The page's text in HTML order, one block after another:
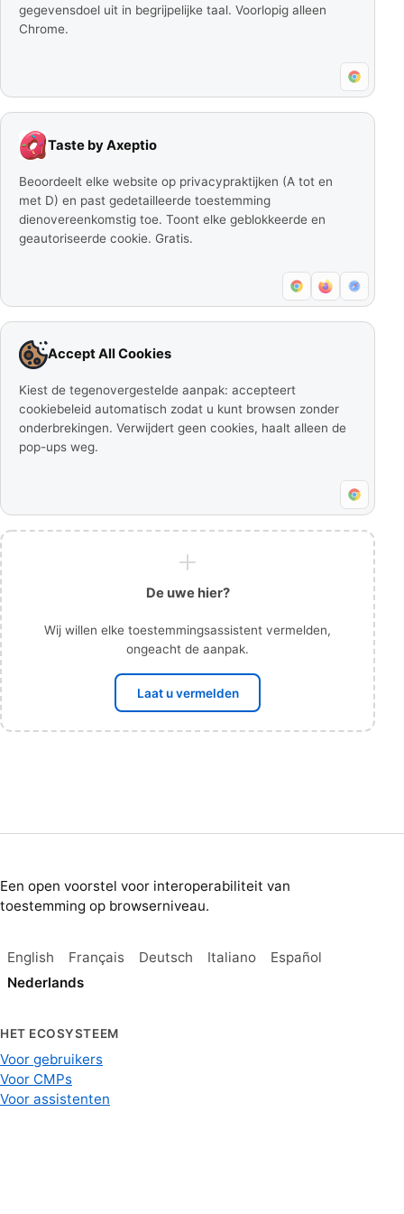
gegevensdoel uit in begrijpelijke taal. Voorlopig alleen
Chrome.
Taste by Axeptio
Beoordeelt elke website op privacypraktijken (A tot en
met D) en past gedetailleerde toestemming
dienovereenkomstig toe. Toont elke geblokkeerde en
geautoriseerde cookie. Gratis.
Accept All Cookies
Kiest de tegenovergestelde aanpak: accepteert
cookiebeleid automatisch zodat u kunt browsen zonder
onderbrekingen. Verwijdert geen cookies, haalt alleen de
pop-ups weg.
De uwe hier?
Wij willen elke toestemmingsassistent vermelden,
ongeacht de aanpak.
Laat u vermelden
Een open voorstel voor interoperabiliteit van
toestemming op browserniveau.
English Français Deutsch Italiano
Español
Nederlands
HET ECOSYSTEEM
Voor gebruikers
Voor CMPs
Voor assistenten